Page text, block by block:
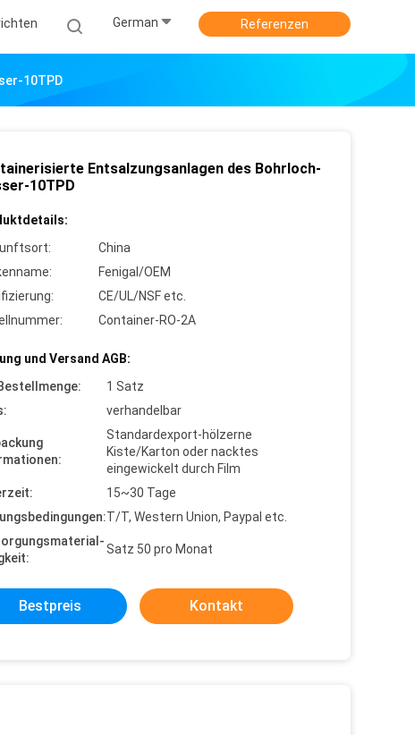
German Referenzen
10TPD
Entsalzungsanlagen des Bohrloch-
10TPD
China
Fenigal/OEM
CE/UL/NSF etc.
Container-RO-2A
und Versand AGB:
1 Satz
verhandelbar
Standardexport-hölzerne
Kiste/Karton oder nacktes
eingewickelt durch Film
15~30 Tage
T/T, Western Union, Paypal etc.
Satz 50 pro Monat
Bestpreis Kontakt